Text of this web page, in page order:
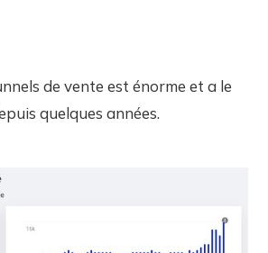
de vente est énorme et a le
quelques années.